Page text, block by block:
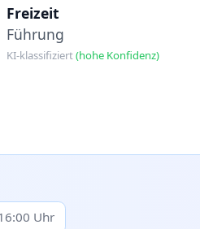
Freizeit
Führung
KI-klassifiziert(hohe Konfidenz)
Uhr